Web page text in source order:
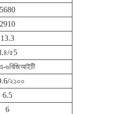
5680
2910
13.3
৫5
৬বিজিআইটি
২১০০
6.5
6